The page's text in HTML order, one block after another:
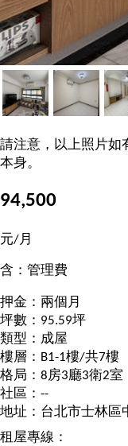
請注意，以上照片如
本身。
94,500
元/月
含：管理費
押金：兩個月
坪數：95.59坪
類型：成屋
樓層：B1-1樓/共7樓
格局：8房3廳3衛2室
社區：--
地址：台北市士林區
租屋專線：